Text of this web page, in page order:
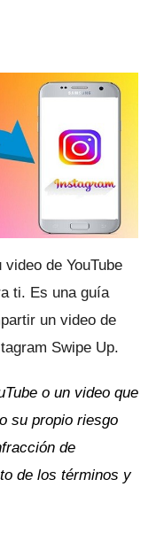
de YouTube
ti. Es una guía
un video de
Swipe Up.
o un video que
su propio riesgo
de
de los términos y